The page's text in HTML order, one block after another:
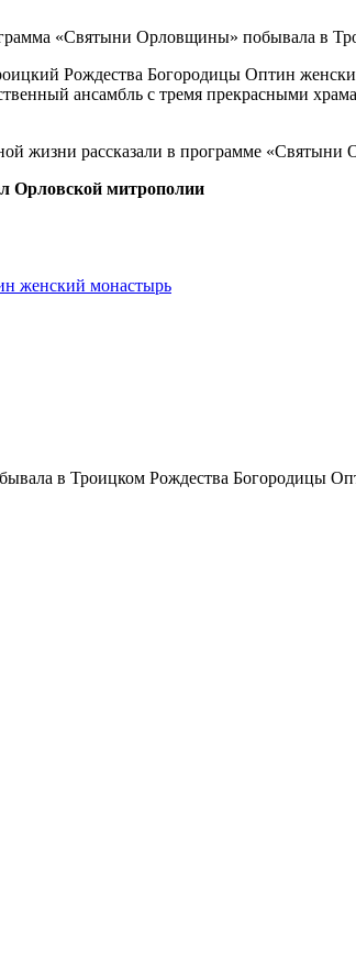
Рождества Богородицы Оптин
ансамбль с тремя прекрасными
жизни рассказали в программе
Орловской митрополии
женский монастырь
в Троицком Рождества Богородицы